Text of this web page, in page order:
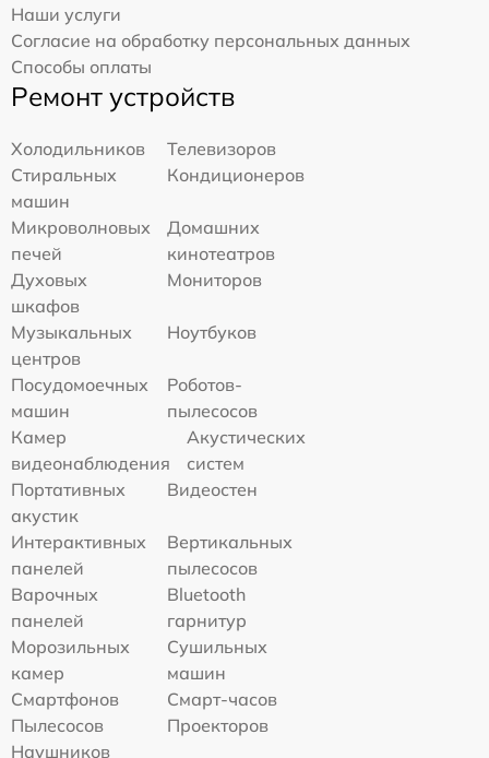
Наши услуги
Согласие на обработку персональных данных
Способы оплаты
Ремонт устройств
Холодильников
Телевизоров
Стиральных
машин
Кондиционеров
Микроволновых
печей
Домашних
кинотеатров
Духовых
шкафов
Мониторов
Музыкальных
центров
Ноутбуков
Посудомоечных
машин
Роботов-
пылесосов
Камер
видеонаблюдения
Акустических
систем
Портативных
акустик
Видеостен
Интерактивных
панелей
Вертикальных
пылесосов
Варочных
панелей
Bluetooth
гарнитур
Морозильных
камер
Сушильных
машин
Смартфонов
Смарт-часов
Пылесосов
Проекторов
Наушников